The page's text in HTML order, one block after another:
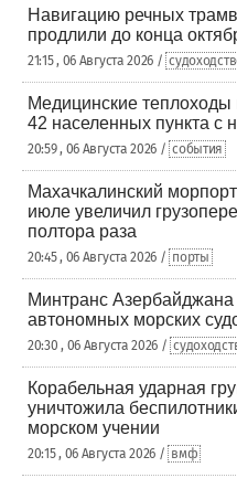
Навигацию речных
продлили до конца
21:15 , 06 Августа 2026 /
Медицинские теплоходы
42 населенных пункта с
20:59 , 06 Августа 2026 / события
Махачкалинский
июле увеличил
полтора раза
20:45 , 06 Августа 2026 / порты
Минтранс
автономных морских
20:30 , 06 Августа 2026 /
Корабельная ударная
уничтожила
морском учении
20:15 , 06 Августа 2026 / вмф